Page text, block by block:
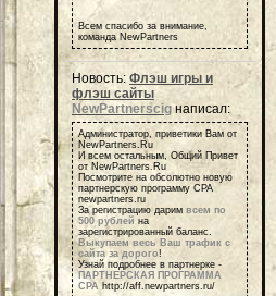
Всем спасибо за внимание,
команда NewPartners
Новость: Флэш игры и
флэш сайты
NewPartnerscigнаписал:
Администратор, приветики Вам от
NewPartners.Ru
И всем остальным, Общий Привет
от NewPartners.Ru
Посмотрите на обсолютно новую
партнерскую программу СРА
newpartners.ru
За регистрацию дарим всем по
500 рублей на
зарегистрированный баланс.
Выкупаем весь Ваш трафик с
сайта за дорого!
Узнай подробнее в партнерке -
ПАРТНЕРСКАЯ ПРОГРАММА
СРА http://aff.newpartners.ru/